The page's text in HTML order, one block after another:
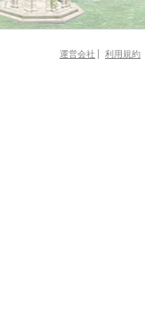
運営会社 利用規約